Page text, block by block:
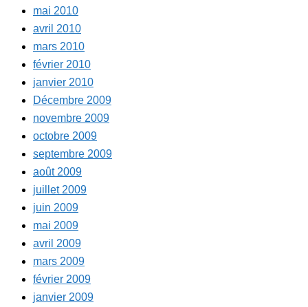
mai 2010
avril 2010
mars 2010
février 2010
janvier 2010
Décembre 2009
novembre 2009
octobre 2009
septembre 2009
août 2009
juillet 2009
juin 2009
mai 2009
avril 2009
mars 2009
février 2009
janvier 2009